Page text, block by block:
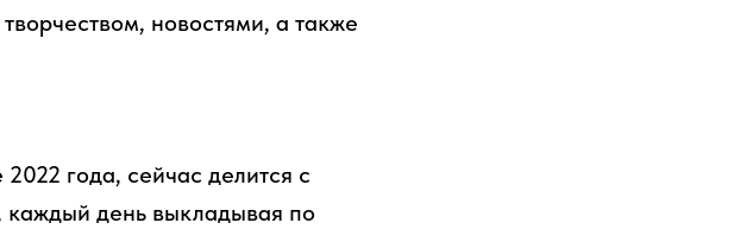
новостями, а также
года, сейчас делится с
каждый день выкладывая по